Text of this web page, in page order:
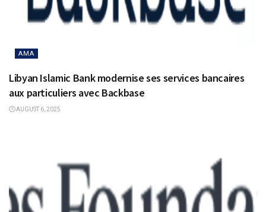
AMA
Libyan Islamic Bank modernise ses services bancaires
aux particuliers avec Backbase
AUGUST 6, 2025